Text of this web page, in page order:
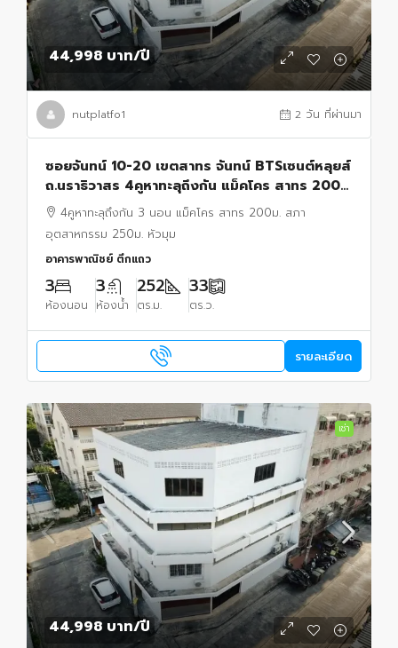
44,998 บาท/ปี
nutplatfo1 2 วัน ที่ผ่านมา
ซอยจันทน์ 10-20 เขตสาทร จันทน์ BTSเซนต์หลุยส์
ถ.นราธิวาสร 4คูหาทะลุถึงกัน แม็คโคร สาทร 200ม.
33 ตร.วา. 525 ตร.ม.
4คูหาทะลุถึงกัน 3 นอน แม็คโคร สาทร 200ม. สภา
อุตสาหกรรม 250ม. หัวมุม
อาคารพาณิชย์ ตึกแถว
3
ห้องนอน
3
ห้องน้ำ
252
ตร.ม.
33
ตร.ว.
รายละเอียด
เช่า
44,998 บาท/ปี